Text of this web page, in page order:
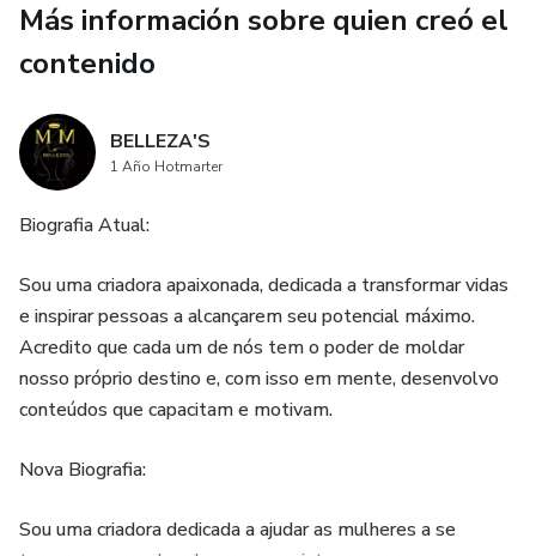
de una estrategia de marketing digital exitosa. Esto
incluye blogs, videos, infografías, e-books, podcasts, etc.
* Aportar, no solo vender: El objetivo del contenido es
atraer a tu audiencia, educarla y generar confianza. Si el
contenido es útil y relevante, los clientes se acercarán a ti,
* Estar donde está tu audiencia: Es crucial identificar dónde
se encuentra tu público objetivo (redes sociales,
buscadores, correo electrónico, etc.) y tener una presencia
consistente y coherente en esos canales.
* Integración: Los diferentes canales no deben operar de
significa que la experiencia del cliente es fluida sin importar
Más información sobre quien creó el
contenido
BELLEZA'S
1 Año Hotmarter
Biografia Atual:
Sou uma criadora apaixonada, dedicada a transformar vidas
e inspirar pessoas a alcançarem seu potencial máximo.
Acredito que cada um de nós tem o poder de moldar
nosso próprio destino e, com isso em mente, desenvolvo
conteúdos que capacitam e motivam.
Nova Biografia:
Sou uma criadora dedicada a ajudar as mulheres a se